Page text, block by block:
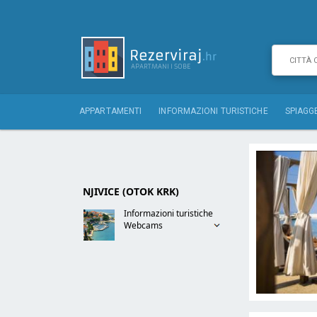
APPARTAMENTI INFORMAZIONI TURISTICHE
NJIVICE (OTOK KRK)
Informazioni turistiche
Webcams